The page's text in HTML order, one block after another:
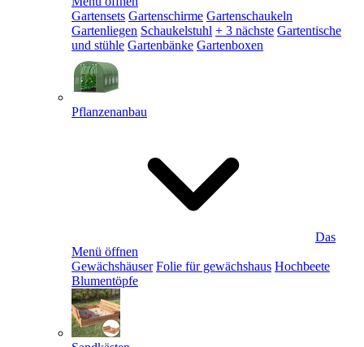
Gartensets Gartenschirme Gartenschaukeln
Gartenliegen Schaukelstuhl + 3 nächste Gartentische
und stühle Gartenbänke Gartenboxen
Pflanzenanbau
Das
Menü öffnen
Gewächshäuser Folie für gewächshaus Hochbeete
Blumentöpfe